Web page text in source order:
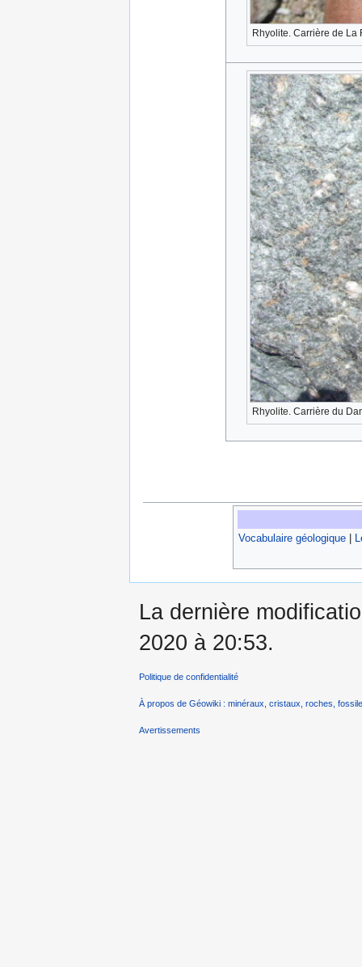
Rhyolite. Carrière de
Rhyolite. Carrière du
Vocabulaire géologique|
La dernière
2020 à 20:53.
Politique de confidentialité
À propos de Géowiki : minéraux, cristaux, roches,
Avertissements